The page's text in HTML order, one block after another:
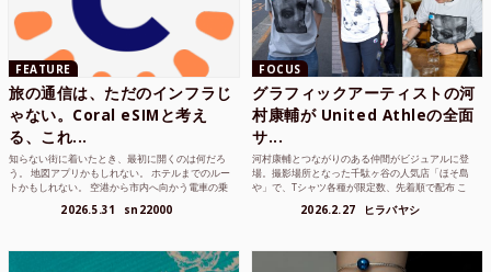
FEATURE
旅の通信は、ただのインフラじ
ゃない。Coral eSIMと考え
る、これ...
知らない街に着いたとき、最初に開くのは何だろ
う。 地図アプリかもしれない。 ホテルまでのルー
トかもしれない。 空港から市内へ向かう電車の乗
2026.5.31 sn22000
FOCUS
グラフィックアーティストの河
村康輔が United Athleの全面
サ...
河村康輔とつながりのある仲間がビジュアルに登
場。撮影場所となった千駄ヶ谷の人気店「ほそ島
や」で、Tシャツ各種が限定数、先着順で配布 こ
2026.2.27 ヒラバヤシ